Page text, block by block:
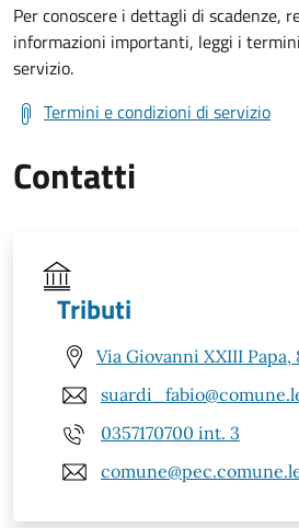
Per conoscere i dettagli di scadenze,
informazioni importanti, leggi i
servizio.
Termini e condizioni di servizio
Contatti
Tributi
Via Giovanni XXIII Papa,
0357170700 int. 3